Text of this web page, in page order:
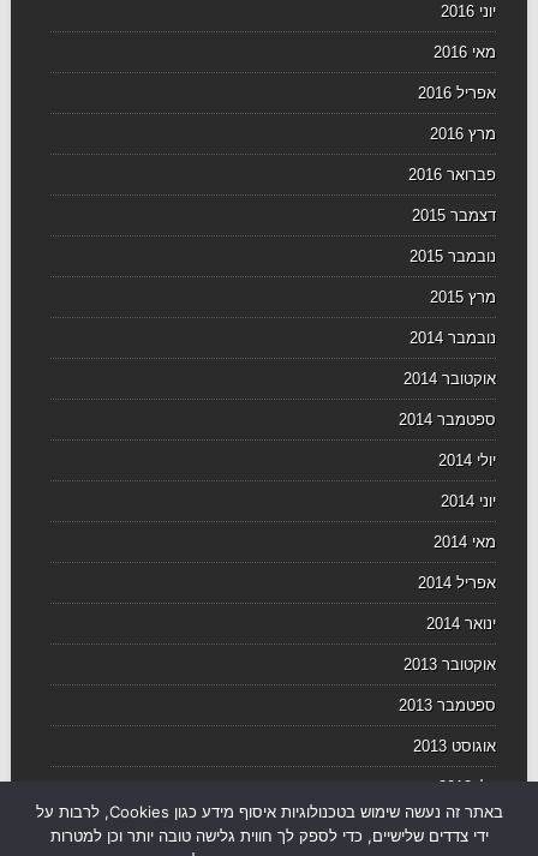
יוני 2016
מאי 2016
אפריל 2016
מרץ 2016
פברואר 2016
דצמבר 2015
נובמבר 2015
מרץ 2015
נובמבר 2014
אוקטובר 2014
ספטמבר 2014
יולי 2014
יוני 2014
מאי 2014
אפריל 2014
ינואר 2014
אוקטובר 2013
ספטמבר 2013
אוגוסט 2013
יולי 2013
באתר זה נעשה שימוש בטכנולוגיות איסוף מידע כגון Cookies, לרבות על
ידי צדדים שלישיים, כדי לספק לך חווית גלישה טובה יותר וכן למטרות